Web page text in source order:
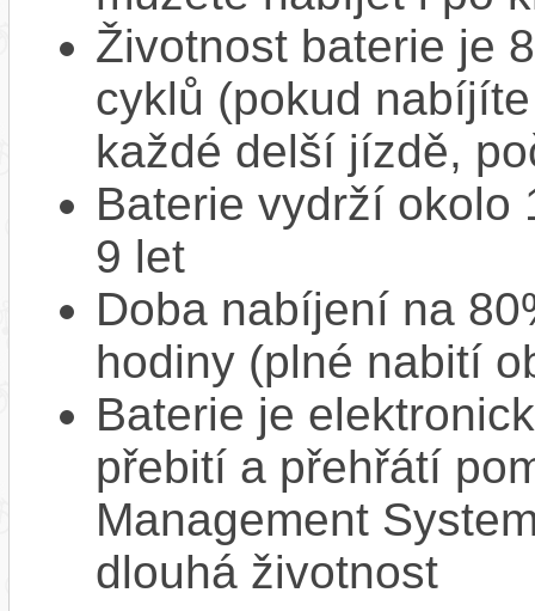
Životnost baterie je
cyklů (pokud
každé delší jízdě,
Baterie vydrží okolo
9 let
Doba nabíjení na
hodiny (plné nabití
Baterie je
přebití a přehřátí
Management
dlouhá životnost